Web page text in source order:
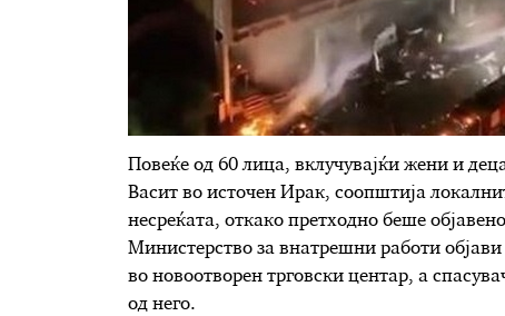
Повеќе од 60 лица, вклучувајќи жени и
Васит во источен Ирак, соопштија
несреќата, откако претходно беше
Министерство за внатрешни работи
во новоотворен трговски центар, а
од него.